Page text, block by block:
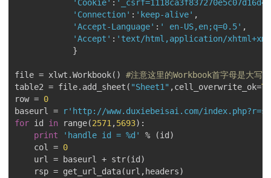
'Cookie' :
'Connection' : 'keep-alive' ,
'Accept-Language' : '	en-US,en;q=0.5' ,
'Accept' : 'text/html,application/
            }
file = xlwt.Workbook() #注意这里的Workbook首字母是大写
table2 = file.add_sheet( "Sheet1" ,cell_overwrite_ok=
row = 0
baseurl =
r'http://www.duxiebeisai.com/
for id in range(2571 ,5693):
print
'handle id = %d'
% (id)
    col =
0
    url = baseurl + str(id)
    rsp = get_url_data(url,headers)